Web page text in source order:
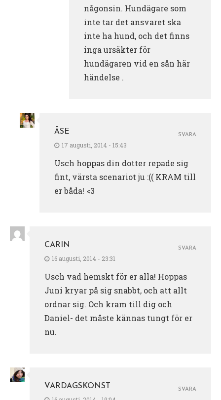
någonsin. Hundägare som
inte tar det ansvaret ska
inte ha hund, och det finns
inga ursäkter för
hundägaren vid en sån här
händelse .
ÅSE
17 augusti, 2014 - 15:43
Usch hoppas din dotter repade sig
fint, värsta scenariot ju :(( KRAM till
er båda! <3
SVARA
CARIN
16 augusti, 2014 - 23:31
Usch vad hemskt för er alla! Hoppas
Juni kryar på sig snabbt, och att allt
ordnar sig. Och kram till dig och
Daniel- det måste kännas tungt för er
nu.
SVARA
VARDAGSKONST
SVARA